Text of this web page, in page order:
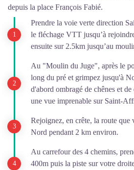
depuis la place François Fabié.
Prendre la voie verte direction
le fléchage VTT jusqu’à
ensuite sur 2.5km jusqu’au
Au "Moulin du Juge", après le
long du pré et grimpez jusqu'à
d'abord ombragé de chênes et
une vue imprenable sur Saint-
Rejoignez, en crête, la route que
Nord pendant 2 km environ.
Au carrefour des 4 chemins,
400m puis la piste sur votre